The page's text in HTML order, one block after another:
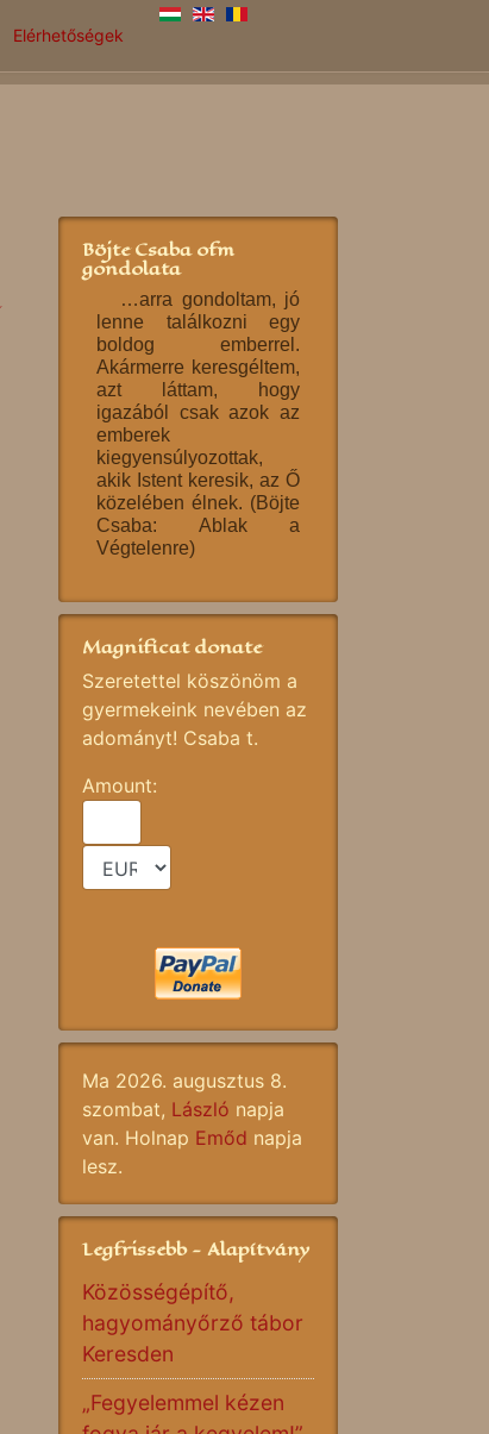
Elérhetőségek
Böjte Csaba ofm
gondolata
…arra gondoltam, jó
lenne találkozni egy
boldog emberrel.
Akármerre keresgéltem,
azt láttam, hogy
igazából csak azok az
emberek
kiegyensúlyozottak,
akik Istent keresik, az Ő
közelében élnek. (Böjte
Csaba: Ablak a
Végtelenre)
Magnificat donate
Szeretettel köszönöm a
gyermekeink nevében az
adományt! Csaba t.
Amount:
Ma 2026. augusztus 8.
szombat, László napja
van. Holnap Emőd napja
lesz.
Legfrissebb - Alapítvány
Közösségépítő,
hagyományőrző tábor
Keresden
„Fegyelemmel kézen